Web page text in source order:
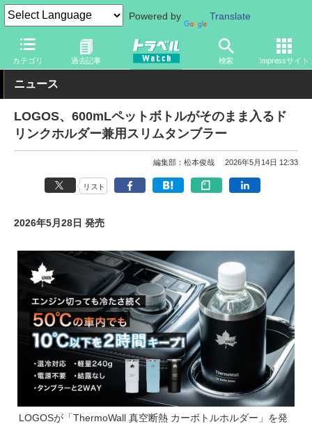
Powered by Translate
カテゴリ 過去記事 検索 Impressサイト
トラベル Watch 旅のアイテム 旅行グッズ アウトドア用品
ニュース
LOGOS、600mLペットボトルがそのまま入るド
リンクホルダー兼用スリムタンブラー
編集部：松本俊哉 2026年5月14日 12:33
リスト
2026年5月28日 発売
LOGOSが「ThermoWall 真空断熱 カーボトルホルダー」を発